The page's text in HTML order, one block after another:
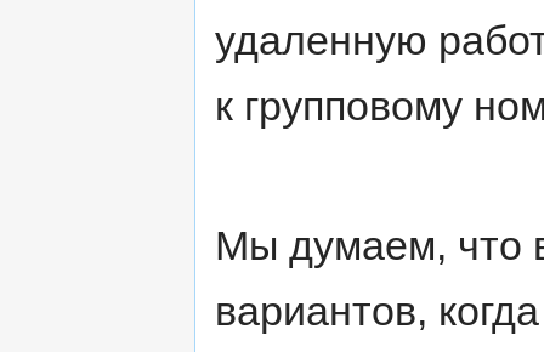
удаленную
к групповому
Мы думаем, что
вариантов,